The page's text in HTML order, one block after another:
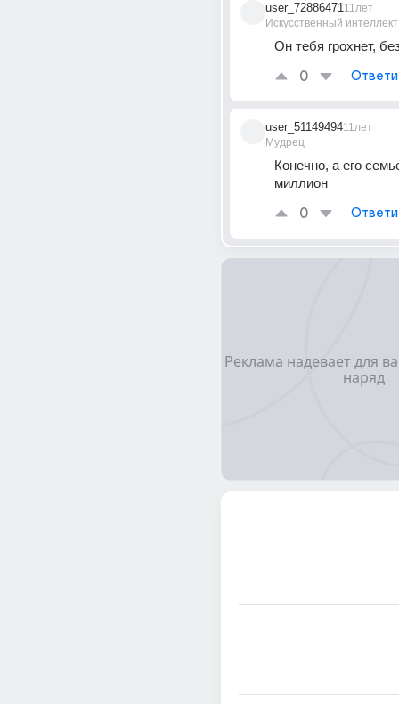
user_72886471
Искусственный интеллект
11лет
Он тебя грохнет,
0
user_51149494
Мудрец
11лет
Конечно, а его
миллион
0